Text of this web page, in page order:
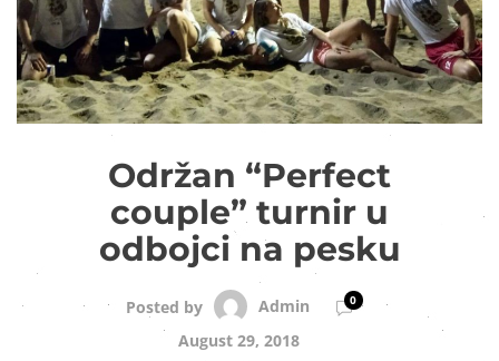
Održan “Perfect
couple” turnir u
odbojci na pesku
Posted by Admin 0
August 29, 2018